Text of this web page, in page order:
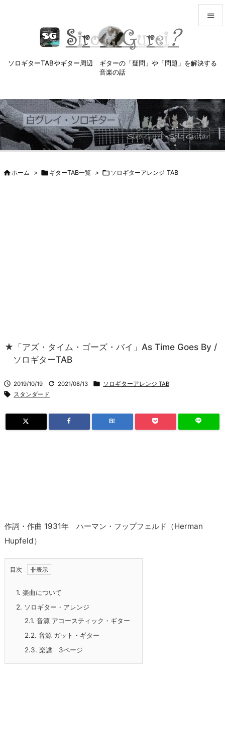
ソロギターTABやギター周辺 ギターの「疑問」や「問題」を解決する
音楽の話



次へ

検索
ホーム >  ギターTAB一覧 >  ソロギターアレンジ TAB
★「アズ・タイム・ゴーズ・バイ」As Time Goes By /
ソロギターTAB
 2019/10/19  2021/08/13  ソロギターアレンジ TAB
 スタンダード
B!
作詞・作曲 1931年 ハーマン・フップフェルド（Herman
Hupfeld）
目次
1. 楽曲について
2. ソロギター・アレンジ
2.1. 音源 アコースティック・ギター
2.2. 音源 ガット・ギター
2.3. 楽譜 3ページ